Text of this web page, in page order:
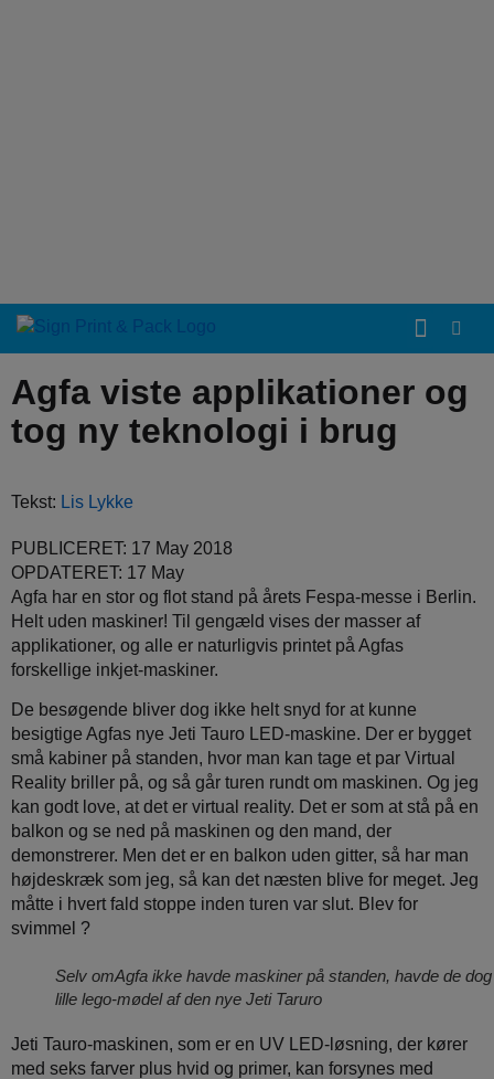
Agfa viste applikationer og
tog ny teknologi i brug
Tekst: Lis Lykke
PUBLICERET: 17 May 2018
OPDATERET: 17 May
Agfa har en stor og flot stand på årets Fespa-messe i Berlin.
Helt uden maskiner! Til gengæld vises der masser af
applikationer, og alle er naturligvis printet på Agfas
forskellige inkjet-maskiner.
De besøgende bliver dog ikke helt snyd for at kunne
besigtige Agfas nye Jeti Tauro LED-maskine. Der er bygget
små kabiner på standen, hvor man kan tage et par Virtual
Reality briller på, og så går turen rundt om maskinen. Og jeg
kan godt love, at det er virtual reality. Det er som at stå på en
balkon og se ned på maskinen og den mand, der
demonstrerer. Men det er en balkon uden gitter, så har man
højdeskræk som jeg, så kan det næsten blive for meget. Jeg
måtte i hvert fald stoppe inden turen var slut. Blev for
svimmel ?
Selv omAgfa ikke havde maskiner på standen, havde de
lille lego-mødel af den nye Jeti Taruro
Jeti Tauro-maskinen, som er en UV LED-løsning, der kører
med seks farver plus hvid og primer, kan forsynes med